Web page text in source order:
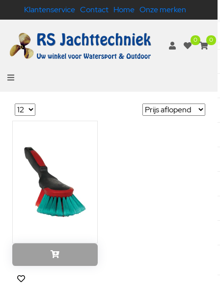
Klantenservice Contact Home Onze merken
0 0